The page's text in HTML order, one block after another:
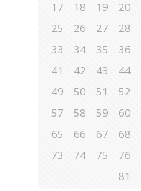
17
18 19 20
25
26 27 28
33
34 35 36
41
42 43 44
49
50 51 52
57
58 59 60
65
66 67 68
73
74 75 76
81